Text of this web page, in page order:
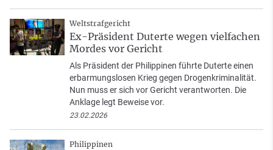
Weltstrafgericht
Ex-Präsident Duterte wegen vielfachen
Mordes vor Gericht
Als Präsident der Philippinen führte Duterte einen
erbarmungslosen Krieg gegen Drogenkriminalität.
Nun muss er sich vor Gericht verantworten. Die
Anklage legt Beweise vor.
23.02.2026
Philippinen